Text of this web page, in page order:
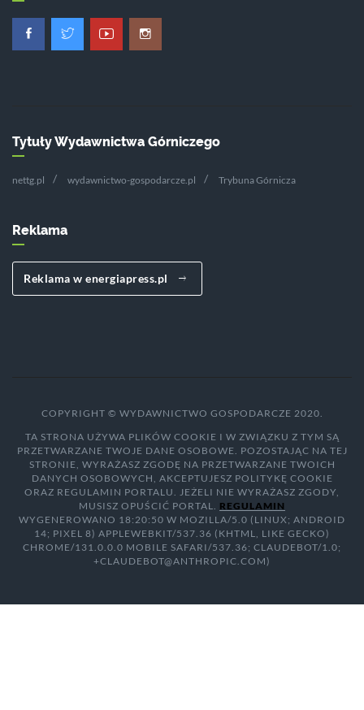
Tytuły Wydawnictwa Górniczego
nettg.pl wydawnictwo-gospodarcze.pl Trybuna Górnicza
Reklama
Reklama w energiapress.pl
COPYRIGHT © WYDAWNICTWO GOSPODARCZE 2020.
TA STRONA UŻYWA PLIKÓW COOKIE I W ZWIĄZKU Z TYM SĄ
PRZETWARZANE TWOJE DANE OSOBOWE. POZOSTAJĄC NA TEJ
STRONIE, WYRAŻASZ ZGODĘ NA PRZETWARZANE TWOICH
DANYCH OSOBOWYCH, AKCEPTUJESZ POLITYKĘ COOKIE
ORAZ REGULAMIN PORTALU. JEŻELI NIE WYRAŻASZ ZGODY,
MUSISZ OPUŚCIĆ PORTAL. REGULAMIN
WYGENEROWANO 18:20:50 W MOZILLA/5.0 (LINUX; ANDROID
14; PIXEL 8) APPLEWEBKIT/537.36 (KHTML, LIKE GECKO)
CHROME/131.0.0.0 MOBILE SAFARI/537.36; CLAUDEBOT/1.0;
+CLAUDEBOT@ANTHROPIC.COM)